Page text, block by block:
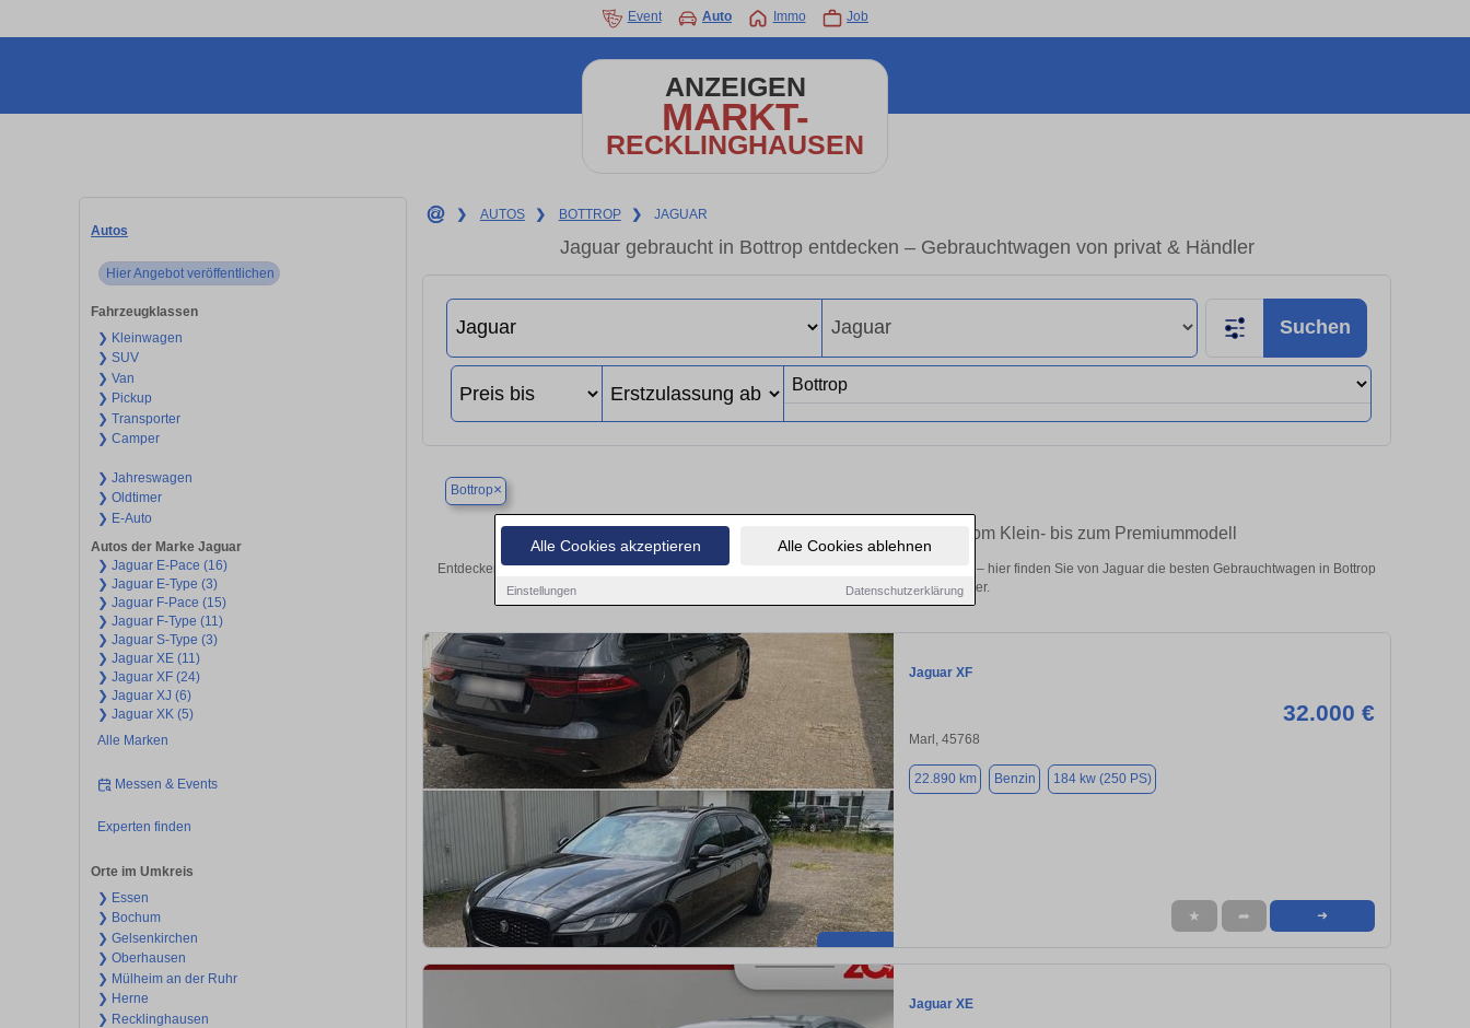
Alle Cookies akzeptieren Alle Cookies ablehnen
Einstellungen Datenschutzerklärung
Event Auto Immo Job
ANZEIGEN
MARKT-
RECKLINGHAUSEN
Autos
Hier Angebot veröffentlichen
Fahrzeugklassen
❯ Kleinwagen
❯ SUV
❯ Van
❯ Pickup
❯ Transporter
❯ Camper
❯ Jahreswagen
❯ Oldtimer
❯ E-Auto
Autos der Marke Jaguar
❯ Jaguar E-Pace (16)
❯ Jaguar E-Type (3)
❯ Jaguar F-Pace (15)
❯ Jaguar F-Type (11)
❯ Jaguar S-Type (3)
❯ Jaguar XE (11)
❯ Jaguar XF (24)
❯ Jaguar XJ (6)
❯ Jaguar XK (5)
Alle Marken
Messen & Events
Experten finden
Orte im Umkreis
❯ Essen
❯ Bochum
❯ Gelsenkirchen
❯ Oberhausen
❯ Mülheim an der Ruhr
❯ Herne
❯ Recklinghausen
❯ AUTOS ❯ BOTTROP ❯ JAGUAR
Jaguar gebraucht in Bottrop entdecken – Gebrauchtwagen von privat & Händler
Suchen
Bottrop×
Finden Sie in Bottrop Ihren gebrauchten Jaguar – vom Klein- bis zum Premiummodell
Entdecken Sie in Bottrop gebrauchte Jaguar Fahrzeuge. Von Kleinwagen bis hin zum SUV – hier finden Sie von Jaguar die besten Gebrauchtwagen in Bottrop
von privat und vom Händler.
Jaguar XF
32.000 €
Marl, 45768
22.890 km Benzin 184 kw (250 PS)
★ ➦ ➜
Jaguar XE